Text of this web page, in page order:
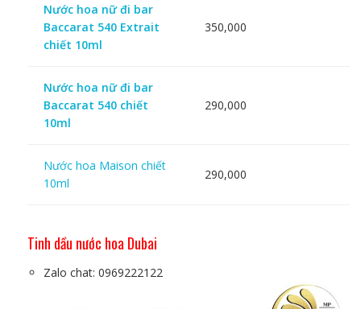
Nước hoa nữ đi bar
Baccarat 540 Extrait
chiết 10ml
350,000
Nước hoa nữ đi bar
Baccarat 540 chiết
10ml
290,000
Nước hoa Maison chiết
10ml
290,000
Tinh dầu nước hoa Dubai
Zalo chat: 0969222122